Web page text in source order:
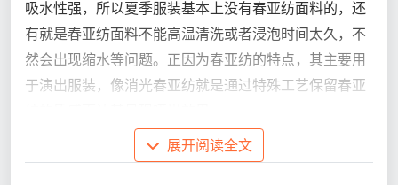
吸水性强，所以夏季服装基本上没有春亚纺面料的，还
有就是春亚纺面料不能高温清洗或者浸泡时间太久，不
然会出现缩水等问题。正因为春亚纺的特点，其主要用
于演出服装，像消光春亚纺就是通过特殊工艺保留春亚
展开阅读全文